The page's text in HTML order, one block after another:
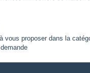
vous proposer dans la